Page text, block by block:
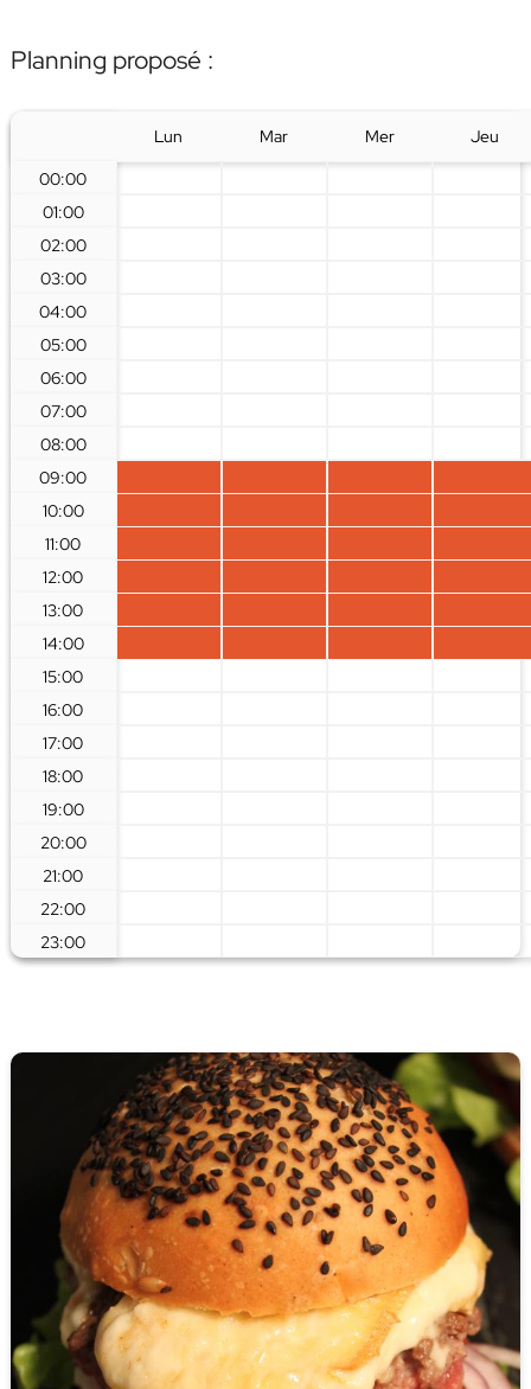
Planning proposé :
Lun Mar Mer
Jeu
00:00
01:00
02:00
03:00
04:00
05:00
06:00
07:00
08:00
09:00
10:00
11:00
12:00
13:00
14:00
15:00
16:00
17:00
18:00
19:00
20:00
21:00
22:00
23:00